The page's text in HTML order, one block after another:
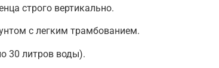
строго вертикально.
с легким трамбованием.
30 литров воды).